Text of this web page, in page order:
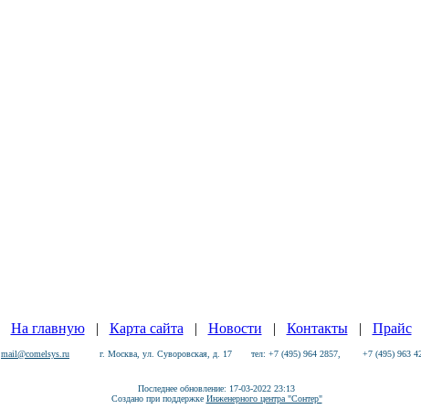
На главную | Карта сайта | Новости | Контакты | Прайс
mail@comelsys.ru г. Москва, ул. Суворовская, д. 17 тел: +7 (495) 964 2857, +7 (495) 963
Последнее обновление: 17-03-2022 23:13
Создано при поддержке Инженерного центра "Сонтер"